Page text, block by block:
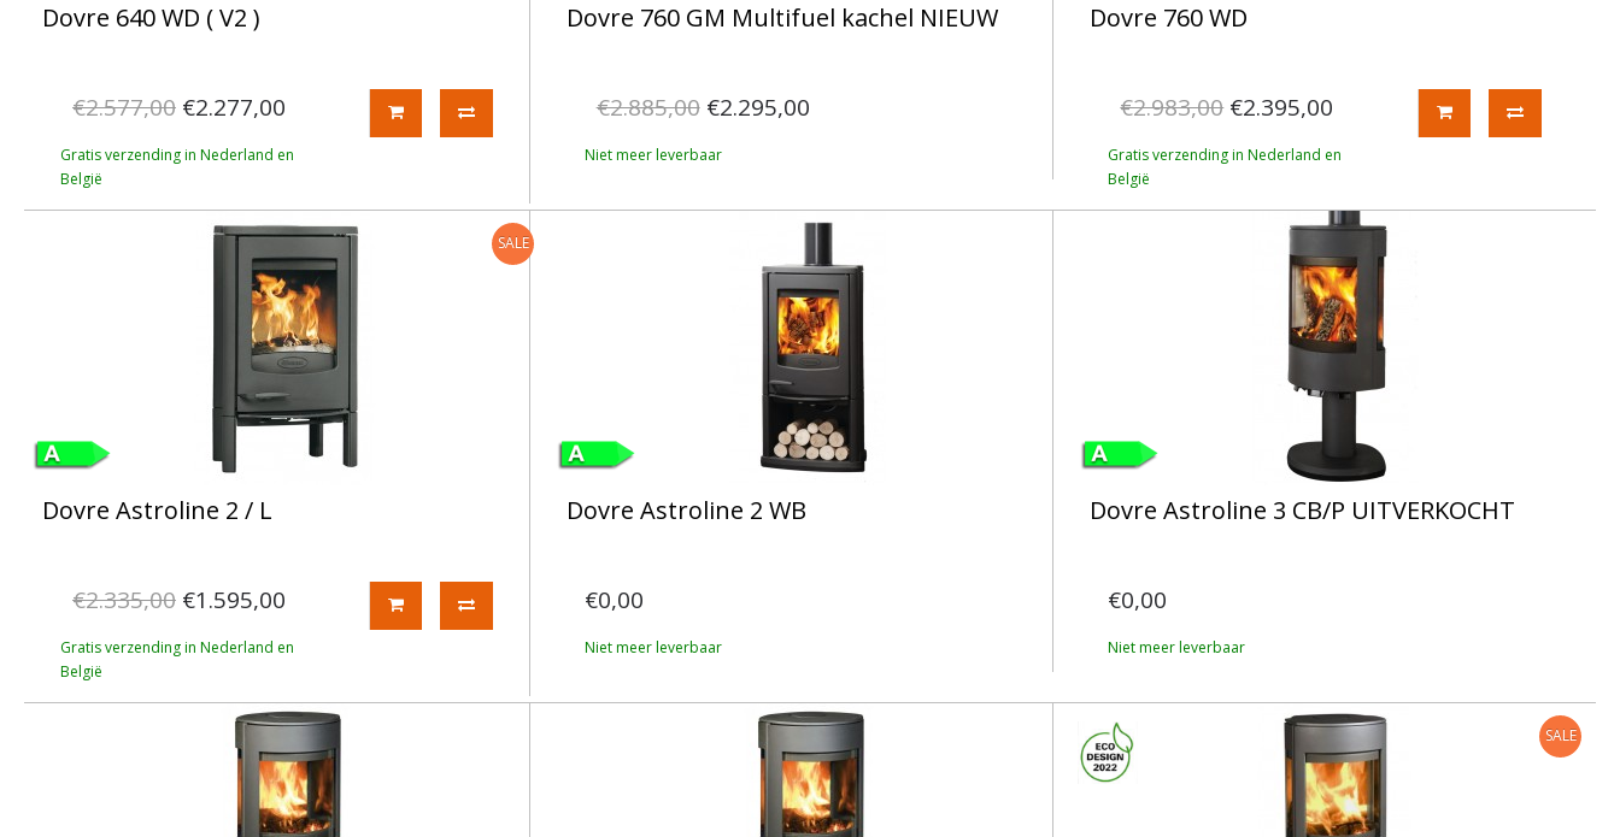
Dovre 640 WD ( V2 )
€2.577,00 €2.277,00
Gratis verzending in Nederland en
België
Dovre 760 GM Multifuel kachel NIEUW
€2.885,00 €2.295,00
Niet meer leverbaar
Dovre 760 WD
€2.983,00 €2.395,00
Gratis verzending in Nederland en
België
SALE
Dovre Astroline 2 / L
€2.335,00 €1.595,00
Gratis verzending in Nederland en
België
Dovre Astroline 2 WB
€0,00
Niet meer leverbaar
Dovre Astroline 3 CB/P UITVERKOCHT
€0,00
Niet meer leverbaar
SALE